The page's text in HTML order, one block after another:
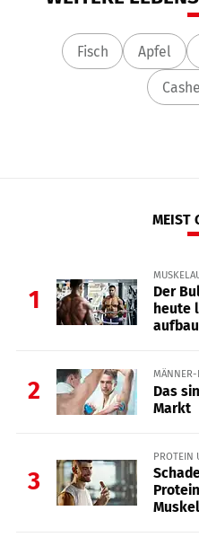
Fisch Apfel
MEIST
1
Der
heute
2
MÄNNER-
Das
Markt
3
PROTEIN